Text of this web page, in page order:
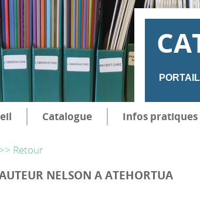
Catalogue Infos pratiques
>> Retour
NELSON A ATEHORTUA